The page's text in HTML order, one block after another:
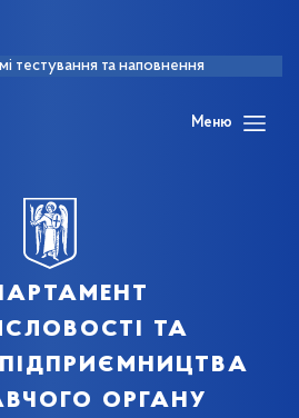
тестування та наповнення
Меню
та
органу